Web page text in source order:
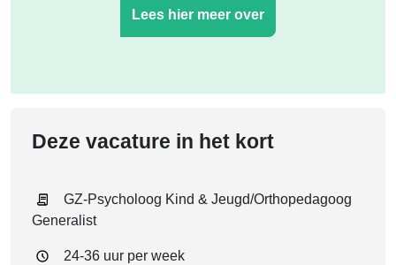
Lees hier meer over
Deze vacature in het kort
GZ-Psycholoog Kind & Jeugd/Orthopedagoog
Generalist
24-36 uur per week